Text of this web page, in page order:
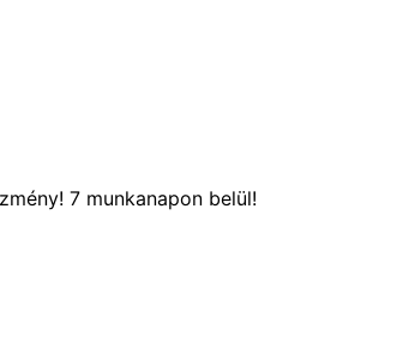
7 munkanapon belül!